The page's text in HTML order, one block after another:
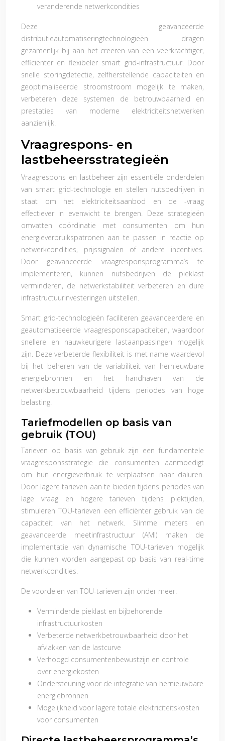
veranderende netwerkcondities
Deze geavanceerde
distributieautomatiseringtechnologieën dragen
gezamenlijk bij aan het creëren van een veerkrachtiger,
efficiënter en flexibeler smart grid-infrastructuur. Door
snelle storingdetectie, zelfherstellende capaciteiten en
geoptimaliseerde stroomstroom mogelijk te maken,
verbeteren deze systemen de betrouwbaarheid en
prestaties van moderne elektriciteitsnetwerken
aanzienlijk.
Vraagrespons- en
lastbeheersstrategieën
Vraagrespons en lastbeheer zijn essentiële onderdelen
van smart grid-technologie en stellen nutsbedrijven in
staat om het elektriciteitsaanbod en de -vraag
effectiever in evenwicht te brengen. Deze strategieën
omvatten coördinatie met consumenten om hun
energieverbruikspatronen aan te passen in reactie op
netwerkcondities, prijssignalen of andere incentives.
Door geavanceerde vraagresponsprogramma’s te
implementeren, kunnen nutsbedrijven de pieklast
verminderen, de netwerkstabiliteit verbeteren en dure
infrastructuurinvesteringen uitstellen.
Smart grid-technologieën faciliteren geavanceerdere en
geautomatiseerde vraagresponscapaciteiten, waardoor
snellere en nauwkeurigere lastaanpassingen mogelijk
zijn. Deze verbeterde flexibiliteit is met name waardevol
bij het beheren van de variabiliteit van hernieuwbare
energiebronnen en het handhaven van de
netwerkbetrouwbaarheid tijdens periodes van hoge
belasting.
Tariefmodellen op basis van
gebruik (TOU)
Tarieven op basis van gebruik zijn een fundamentele
vraagresponsstrategie die consumenten aanmoedigt
om hun energieverbruik te verplaatsen naar daluren.
Door lagere tarieven aan te bieden tijdens periodes van
lage vraag en hogere tarieven tijdens piektijden,
stimuleren TOU-tarieven een efficiënter gebruik van de
capaciteit van het netwerk. Slimme meters en
geavanceerde meetinfrastructuur (AMI) maken de
implementatie van dynamische TOU-tarieven mogelijk
die kunnen worden aangepast op basis van real-time
netwerkcondities.
De voordelen van TOU-tarieven zijn onder meer:
Verminderde pieklast en bijbehorende
infrastructuurkosten
Verbeterde netwerkbetrouwbaarheid door het
afvlakken van de lastcurve
Verhoogd consumentenbewustzijn en controle
over energiekosten
Ondersteuning voor de integratie van hernieuwbare
energiebronnen
Mogelijkheid voor lagere totale elektriciteitskosten
voor consumenten